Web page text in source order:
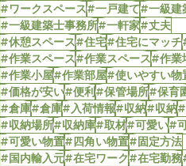
#ワークスペース#一戸建て#一級建
#一級建築士事務所#一軒家#丈夫
#休憩スペース#住宅#住宅にマッチ
#作業スペース#作業スペース#作業
#作業小屋#作業部屋#使いやすい物
#価格が安い#便利#保管場所#保育
#倉庫#倉庫#入荷情報#収納#収納#
#収納場所#収納庫#取材#可愛い#
#可愛い物置#四角い物置#固定方法
#国内輸入元#在宅ワーク#在宅勤務